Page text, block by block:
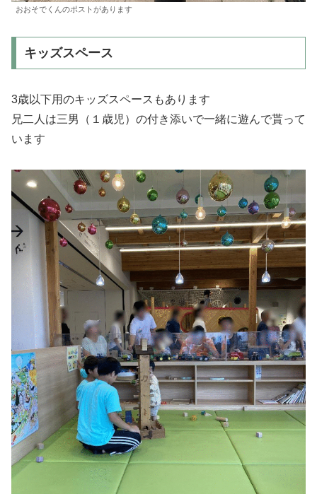
おおそでくんのポストがあります
キッズスペース
3歳以下用のキッズスペースもあります
兄二人は三男（１歳児）の付き添いで一緒に遊んで貰って
います